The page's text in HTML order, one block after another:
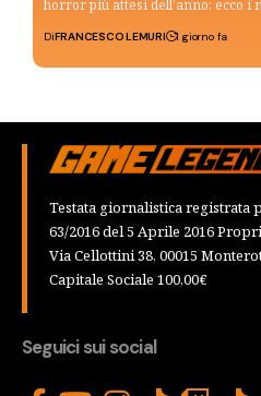
horror più attesi dell’anno: ecco
DiFRANCESCO LEMURI 1 giorno fa
Testata giornalistica registrata
63/2016 del 5 Aprile 2016
Via Cellottini 38, 00015
Capitale Sociale 100,00€
Seguici sui social